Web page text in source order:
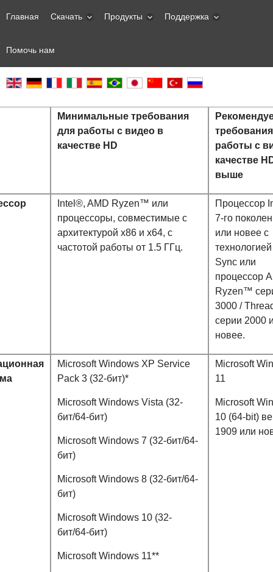
Главная Скачать Продукты Поддержка
Помочь нам
Минимальные требования
для работы с видео в
качестве HD
работы с
качестве
выше
Intel®, AMD Ryzen™ или
процессоры, совместимые с
архитектурой x86 и x64, с
частотой работы от 1.5 ГГц.
Процессор
7-го
или новее с
Sync или
процессор
Ryzen™
3000 /
серии 2000
новее.
Microsoft Windows XP Service
Pack 3 (32-бит)*
Microsoft Windows Vista (32-
бит/64-бит)
Microsoft Windows 7 (32-бит/64-
бит)
Microsoft Windows 8 (32-бит/64-
бит)
Microsoft Windows 10 (32-
бит/64-бит)
Microsoft Windows 11**
Microsoft
11
Microsoft
10 (64-bit)
1909 или